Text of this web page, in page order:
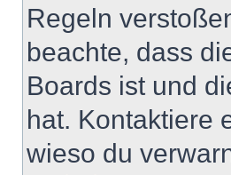
Regeln
beachte, dass
Boards ist und
hat. Kontaktiere
wieso du